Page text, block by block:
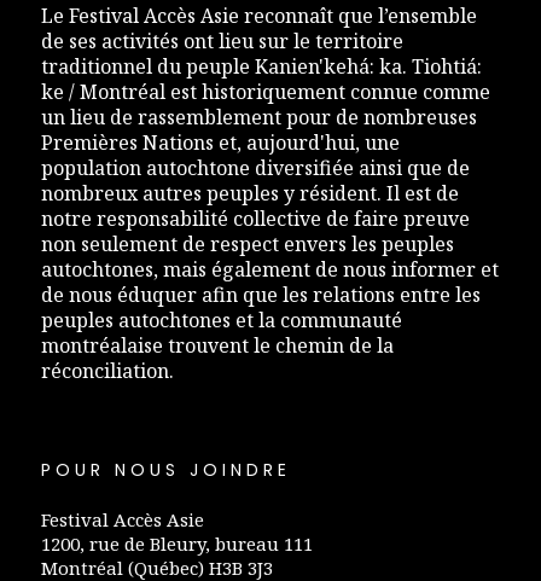
Le Festival Accès Asie reconnaît que l’ensemble
de ses activités ont lieu sur le territoire
traditionnel du peuple Kanien'kehá: ka. Tiohtiá:
ke / Montréal est historiquement connue comme
un lieu de rassemblement pour de nombreuses
Premières Nations et, aujourd'hui, une
population autochtone diversifiée ainsi que de
nombreux autres peuples y résident. Il est de
notre responsabilité collective de faire preuve
non seulement de respect envers les peuples
autochtones, mais également de nous informer et
de nous éduquer afin que les relations entre les
peuples autochtones et la communauté
montréalaise trouvent le chemin de la
réconciliation.
POUR NOUS JOINDRE
Festival Accès Asie
1200, rue de Bleury, bureau 111
Montréal (Québec) H3B 3J3